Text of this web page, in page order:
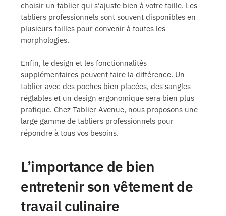
choisir un tablier qui s’ajuste bien à votre taille. Les
tabliers professionnels sont souvent disponibles en
plusieurs tailles pour convenir à toutes les
morphologies.
Enfin, le design et les fonctionnalités
supplémentaires peuvent faire la différence. Un
tablier avec des poches bien placées, des sangles
réglables et un design ergonomique sera bien plus
pratique. Chez Tablier Avenue, nous proposons une
large gamme de tabliers professionnels pour
répondre à tous vos besoins.
L’importance de bien
entretenir son vêtement de
travail culinaire